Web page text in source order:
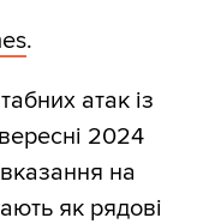
.
атак із
2024
на
як рядові